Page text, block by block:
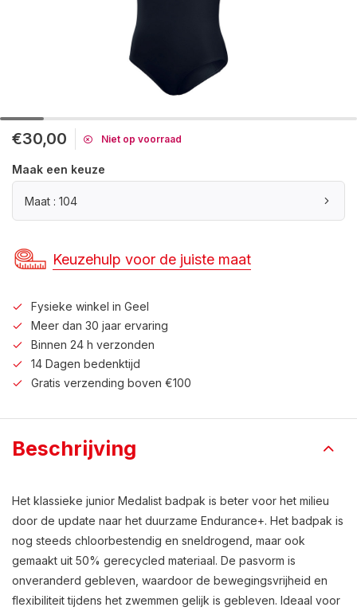
€30,00 Niet op voorraad
Maak een keuze
Maat : 104
Keuzehulp voor de juiste maat
Fysieke winkel in Geel
Meer dan 30 jaar ervaring
Binnen 24 h verzonden
14 Dagen bedenktijd
Gratis verzending boven €100
Beschrijving
Het klassieke junior Medalist badpak is beter voor het milieu
door de update naar het duurzame Endurance+. Het badpak is
nog steeds chloorbestendig en sneldrogend, maar ook
gemaakt uit 50% gerecycled materiaal. De pasvorm is
onveranderd gebleven, waardoor de bewegingsvrijheid en
flexibiliteit tijdens het zwemmen gelijk is gebleven. Ideaal voor